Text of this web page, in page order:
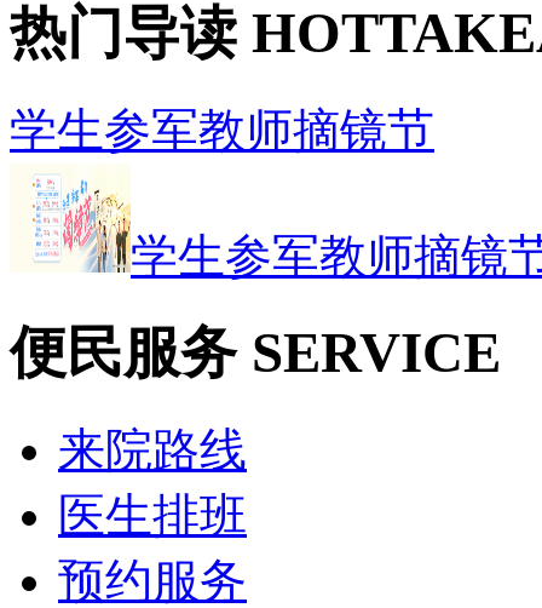
热门导读
学生参军教师摘镜节
学生参军教师摘镜
便民服务 SERVICE
来院路线
医生排班
预约服务